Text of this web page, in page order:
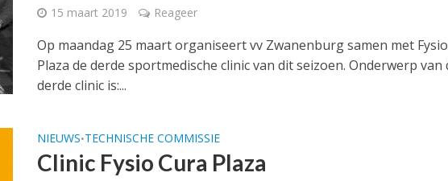
15 maart 2019 Reageer
Op maandag 25 maart organiseert vv Zwanenburg samen met
Plaza de derde sportmedische clinic van dit seizoen. Onderwerp van
derde clinic is:...
NIEUWS•TECHNISCHE COMMISSIE
Clinic Fysio Cura Plaza